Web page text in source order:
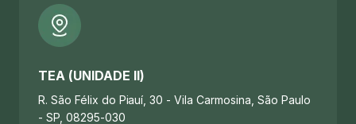
TEA (UNIDADE II)
R. São Félix do Piauí, 30 - Vila Carmosina, São Paulo
- SP, 08295-030